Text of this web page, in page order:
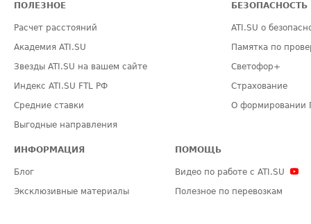
ПОЛЕЗНОЕ
Расчет расстояний
Академия ATI.SU
Звезды ATI.SU на вашем сайте
Индекс ATI.SU FTL РФ
Средние ставки
Выгодные направления
БЕЗОПАСНОСТЬ
ATI.SU о
Памятка по
Светофор+
Страхование
О формировании
ИНФОРМАЦИЯ
Блог
Эксклюзивные материалы
ПОМОЩЬ
Видео по работе с ATI.SU
Полезное по перевозкам